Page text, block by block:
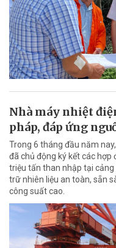
Nhà máy nhiệt
pháp, đáp ứng
Trong 6 tháng đầu năm
đã chủ động ký kết các hợp
triệu tấn than nhập tại
trữ nhiên liệu an toàn, sẵn
công suất cao.